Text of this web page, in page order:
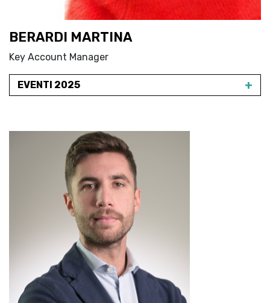
BERARDI MARTINA
Key Account Manager
EVENTI 2025 +